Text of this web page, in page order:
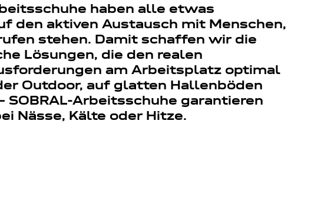
haben alle etwas
den aktiven Austausch mit Menschen,
stehen. Damit schaffen wir die
Lösungen, die den realen
am Arbeitsplatz optimal
Outdoor, auf glatten Hallenböden
Arbeitsschuhe garantieren
Nässe, Kälte oder Hitze.